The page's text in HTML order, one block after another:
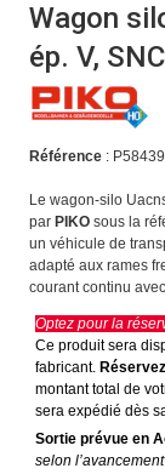
Wagon
ép. V,
Référence: P58439
Le wagon‑silo
par PIKOsous la
un véhicule de
adapté aux rames
courant continu
Optez pour la
Ce produit sera
fabricant.
montant total de
sera expédié dès
Sortie prévue en
selon